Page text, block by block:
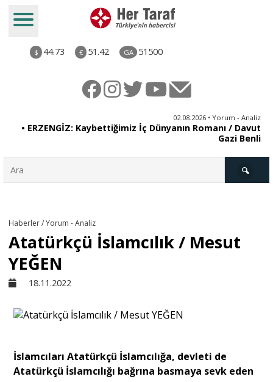
$ 44.73 € 51.42 GA 51500
02.08.2026 • Yorum - Analiz
• ERZENGİZ: Kaybettiğimiz İç Dünyanın Romanı / Davut
Gazi Benli
Ekonomi
Haberler / Yorum - Analiz
Atatürkçü İslamcılık / Mesut
YEĞEN
18.11.2022
İslamcıları Atatürkçü İslamcılığa, devleti de
Atatürkçü İslamcılığı bağrına basmaya sevk eden